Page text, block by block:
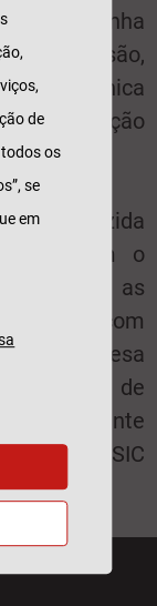
se alinha
inclusão,
Mónica
Comunicação
foi produzida
com o
abriram as
com
Portuguesa
raro de
na SIC e SIC
de
os
se
em